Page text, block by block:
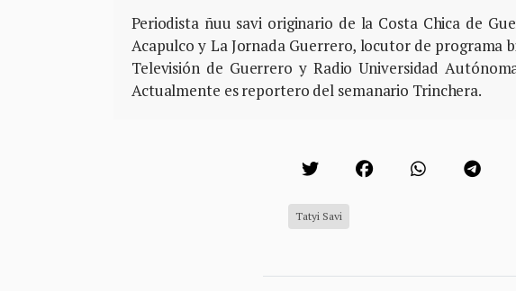
Periodista ñuu savi originario de la Costa Chica de
Acapulco y La Jornada Guerrero, locutor de programa
Televisión de Guerrero y Radio Universidad
Actualmente es reportero del semanario Trinchera.
Tatyi Savi